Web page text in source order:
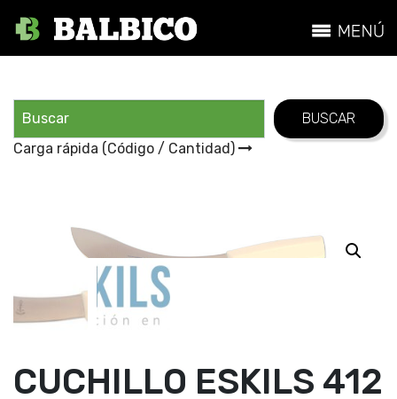
Carga rápida (Código / Cantidad)
CUCHILLO ESKILS 412